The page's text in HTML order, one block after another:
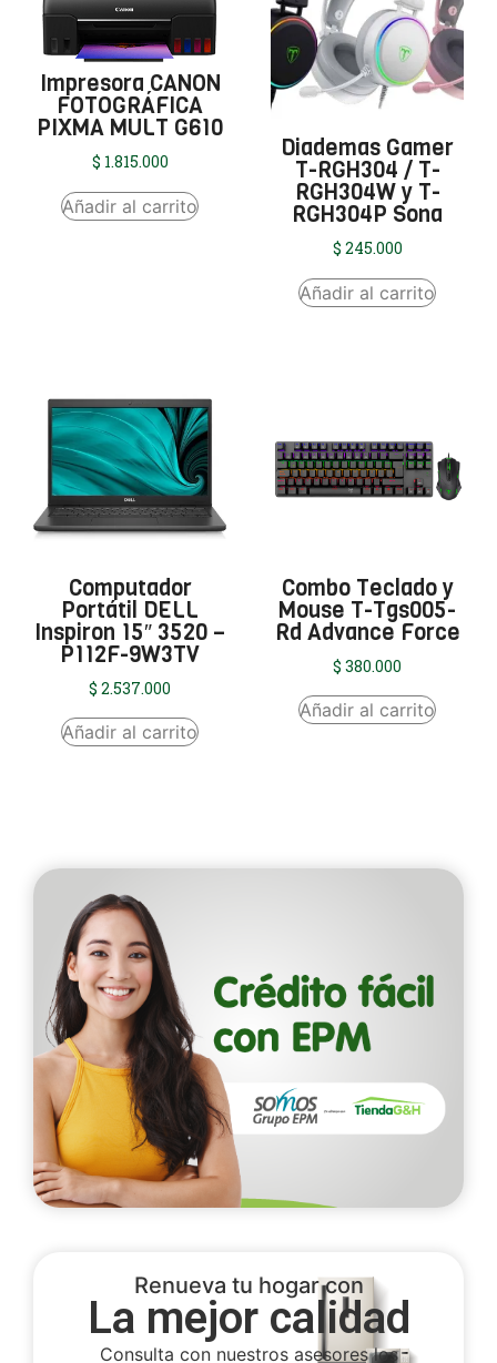
Impresora CANON
FOTOGRÁFICA
PIXMA MULT G610
$ 1.815.000
Añadir al carrito
Diademas Gamer
T-RGH304 / T-
RGH304W y T-
RGH304P Sona
$ 245.000
Añadir al carrito
Computador
Portátil DELL
Inspiron 15″ 3520 –
P112F-9W3TV
$ 2.537.000
Añadir al carrito
Combo Teclado y
Mouse T-Tgs005-
Rd Advance Force
$ 380.000
Añadir al carrito
Renueva tu hogar con
La mejor calidad
Consulta con nuestros asesores los